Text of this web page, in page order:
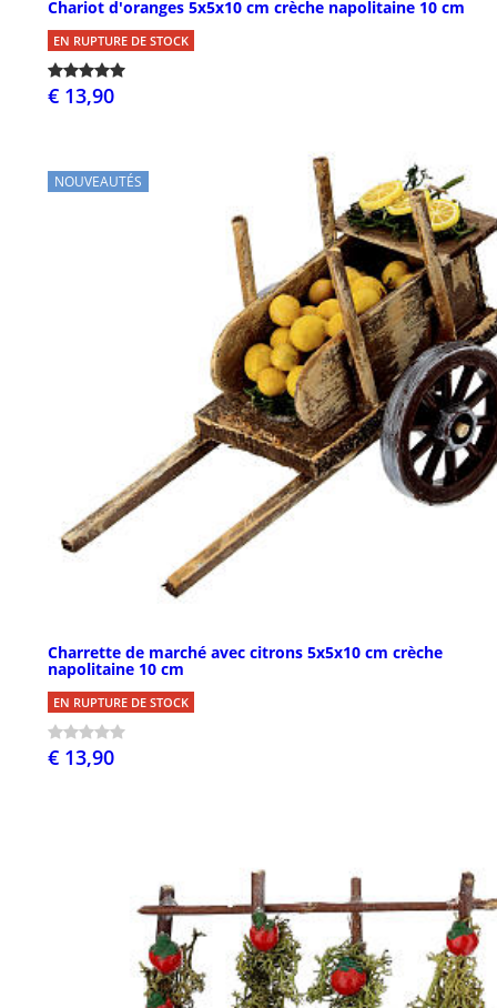
Chariot d'oranges 5x5x10 cm crèche napolitaine 10 cm
EN RUPTURE DE STOCK
€ 13,90
NOUVEAUTÉS
Charrette de marché avec citrons 5x5x10 cm crèche
napolitaine 10 cm
EN RUPTURE DE STOCK
€ 13,90